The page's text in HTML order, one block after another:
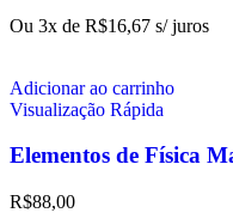
Ou 3x de R$16,67 s/ juros
Adicionar ao carrinho
Visualização Rápida
Elementos de Física
R$88,00